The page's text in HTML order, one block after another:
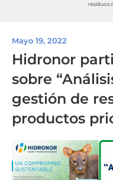
residuos
Mayo 19, 2022
Hidronor
sobre
gestión de
productos